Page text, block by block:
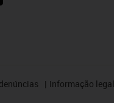
Informação legal